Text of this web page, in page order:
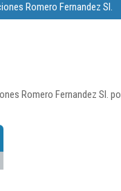
Romero Fernandez Sl.
Romero Fernandez Sl.